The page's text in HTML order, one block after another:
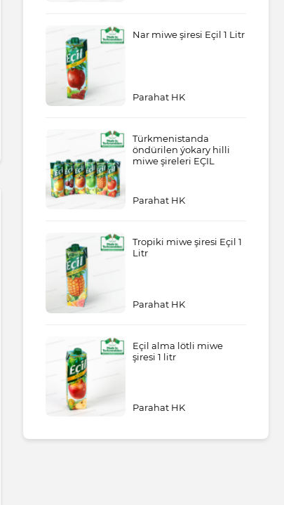
Nar miwe şiresi Eçil 1 Litr
Parahat HK
Türkmenistanda
öndürilen ýokary hilli
miwe şireleri EÇIL
Parahat HK
Tropiki miwe şiresi Eçil 1
Litr
Parahat HK
Eçil alma lötli miwe
şiresi 1 litr
Parahat HK